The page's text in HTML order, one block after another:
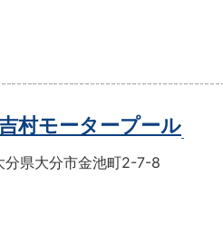
村モータープール
分県大分市金池町2-7-8